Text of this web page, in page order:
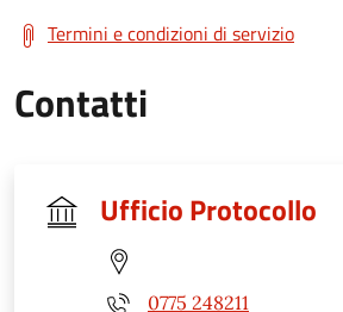
Termini e condizioni di servizio
Contatti
Ufficio Protocollo
0775 248211